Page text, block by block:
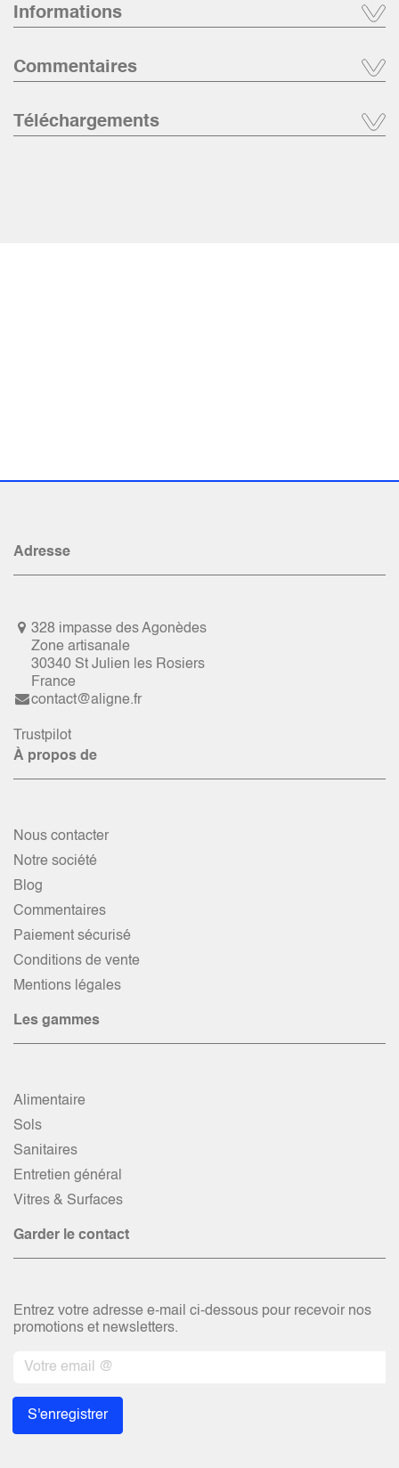
Informations
Commentaires
Téléchargements
Adresse
328 impasse des Agonèdes
Zone artisanale
30340 St Julien les Rosiers
France
contact@aligne.fr
Trustpilot
À propos de
Nous contacter
Notre société
Blog
Commentaires
Paiement sécurisé
Conditions de vente
Mentions légales
Les gammes
Alimentaire
Sols
Sanitaires
Entretien général
Vitres & Surfaces
Garder le contact
Entrez votre adresse e-mail ci-dessous pour recevoir nos
promotions et newsletters.
S'enregistrer